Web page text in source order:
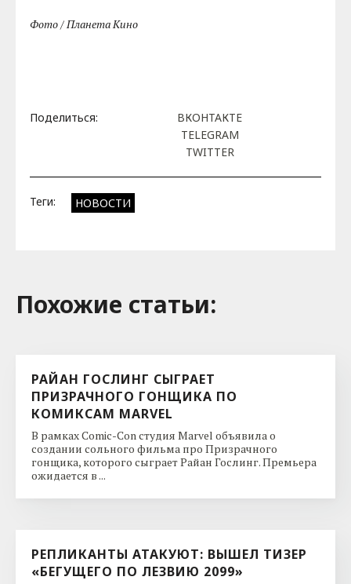
Фото / Планета Кино
Поделиться:
ВКОНТАКТЕ
TELEGRAM
TWITTER
Теги: НОВОСТИ
Похожие cтатьи:
РАЙАН ГОСЛИНГ СЫГРАЕТ
ПРИЗРАЧНОГО ГОНЩИКА ПО
КОМИКСАМ MARVEL
В рамках Comic-Con студия Marvel объявила о
создании сольного фильма про Призрачного
гонщика, которого сыграет Райан Гослинг. Премьера
ожидается в ...
РЕПЛИКАНТЫ АТАКУЮТ: ВЫШЕЛ ТИЗЕР
«БЕГУЩЕГО ПО ЛЕЗВИЮ 2099»